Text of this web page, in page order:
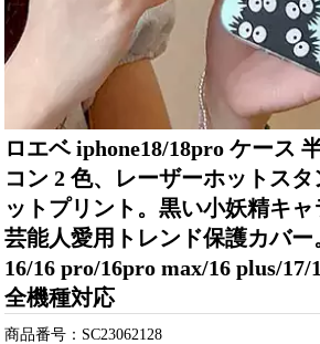
ロエベ iphone18/18pro ケース
コン 2 色、レーザーホットス
ットプリント。黒い小妖精キャ
芸能人愛用トレンド保護カバー
16/16 pro/16pro max/16 plus/
全機種対応
商品番号：SC23062128